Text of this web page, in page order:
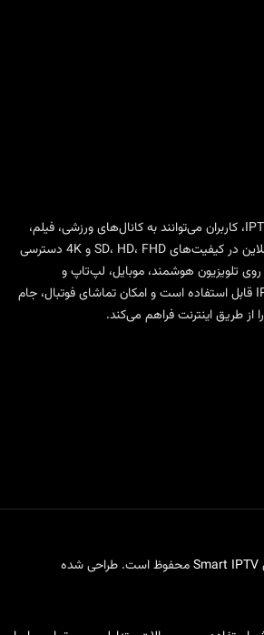
، کاربران می‌توانند به کانال‌های ورزشی، فیلم،
سریال، مستند و محتوای آنلاین در کیفیت‌های SD، HD، FHD و 4K دسترسی
تلویزیون هوشمند، موبایل، لپ‌تاپ و
اپلیکیشن‌های مختلف IPTV قابل استفاده است و امکان تماشای فوتبال، جام
طریق اینترنت فراهم می‌کند.
Smart IPTVمحفوظ است. طراحی شده